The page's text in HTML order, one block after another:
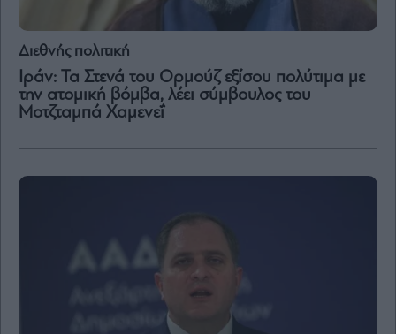
Διεθνής πολιτική
Ιράν: Τα Στενά του Ορμούζ εξίσου πολύτιμα με
την ατομική βόμβα, λέει σύμβουλος του
Μοτζταμπά Χαμενεΐ